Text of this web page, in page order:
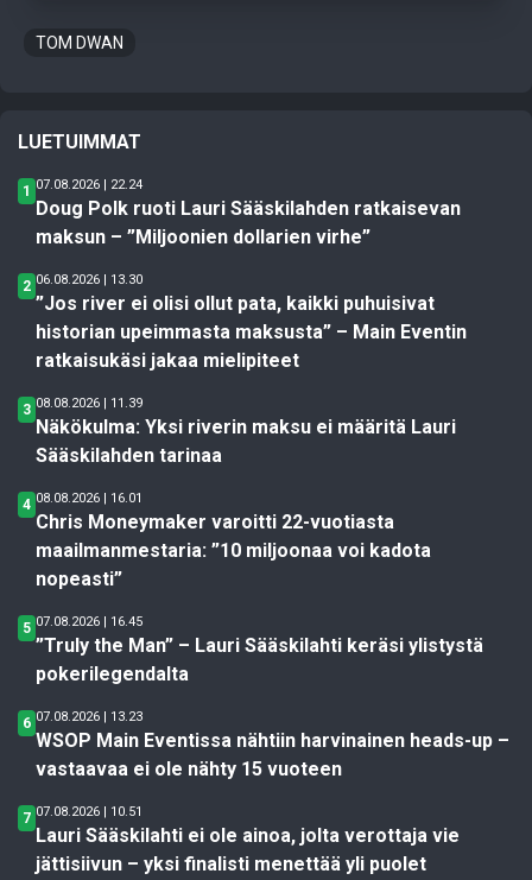
TOM DWAN
LUETUIMMAT
1 07.08.2026 | 22.24
Doug Polk ruoti Lauri Sääskilahden ratkaisevan
maksun – ”Miljoonien dollarien virhe”
2 06.08.2026 | 13.30
”Jos river ei olisi ollut pata, kaikki puhuisivat
historian upeimmasta maksusta” – Main Eventin
ratkaisukäsi jakaa mielipiteet
3 08.08.2026 | 11.39
Näkökulma: Yksi riverin maksu ei määritä Lauri
Sääskilahden tarinaa
4 08.08.2026 | 16.01
Chris Moneymaker varoitti 22-vuotiasta
maailmanmestaria: ”10 miljoonaa voi kadota
nopeasti”
5 07.08.2026 | 16.45
”Truly the Man” – Lauri Sääskilahti keräsi ylistystä
pokerilegendalta
6 07.08.2026 | 13.23
WSOP Main Eventissa nähtiin harvinainen heads-up –
vastaavaa ei ole nähty 15 vuoteen
7 07.08.2026 | 10.51
Lauri Sääskilahti ei ole ainoa, jolta verottaja vie
jättisiivun – yksi finalisti menettää yli puolet